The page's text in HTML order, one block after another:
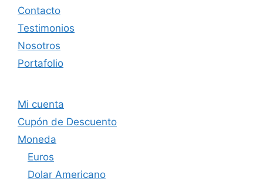
Contacto
Testimonios
Nosotros
Portafolio
Mi cuenta
Cupón de Descuento
Moneda
Euros
Dolar Americano